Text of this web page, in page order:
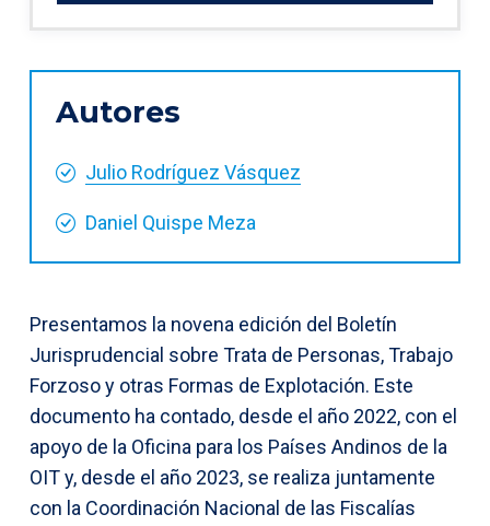
Autores
Julio Rodríguez Vásquez
Daniel Quispe Meza
Presentamos la novena edición del Boletín
Jurisprudencial sobre Trata de Personas, Trabajo
Forzoso y otras Formas de Explotación. Este
documento ha contado, desde el año 2022, con el
apoyo de la Oficina para los Países Andinos de la
OIT y, desde el año 2023, se realiza juntamente
con la Coordinación Nacional de las Fiscalías